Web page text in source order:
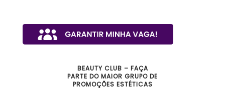
BEAUTY CLUB – FAÇA
PARTE DO MAIOR GRUPO DE
PROMOÇÕES ESTÉTICAS